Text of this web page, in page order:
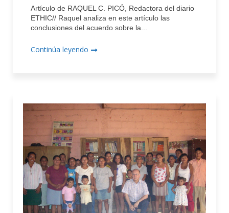
Artículo de RAQUEL C. PICÓ, Redactora del diario
ETHIC// Raquel analiza en este artículo las
conclusiones del acuerdo sobre la...
Continúa leyendo